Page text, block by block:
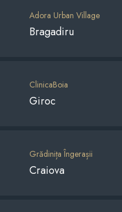
Adora Urban Village
Bragadiru
ClinicaBoia
Giroc
Grădinița Îngerașii
Craiova